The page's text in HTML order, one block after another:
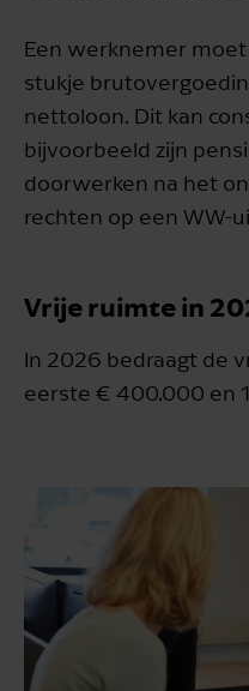
Een werknemer
stukje
nettoloon. Dit kan
bijvoorbeeld zijn
doorwerken na het
rechten op een WW-
Vrije ruimte in
In 2026 bedraagt de
eerste € 400.000 en